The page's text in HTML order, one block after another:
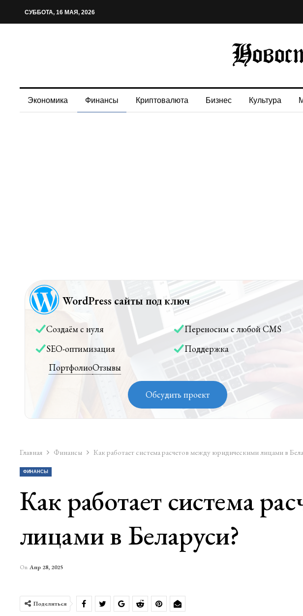
СУББОТА, 16 МАЯ, 2026
Экономика Финансы Криптовалюта Бизнес Культура
WordPress сайты под ключ
Создаём с нуля
Переносим с любой CMS
SEO-оптимизация
Поддержка
ПортфолиоОтзывы
Обсудить проект
Главная Финансы Как работает система расчетов между юридическими лицами в
ФИНАНСЫ
Как работает система
лицами в Беларуси?
On Апр 28, 2025
Поделиться